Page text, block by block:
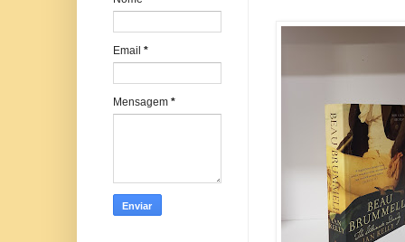
Email *
Mensagem *